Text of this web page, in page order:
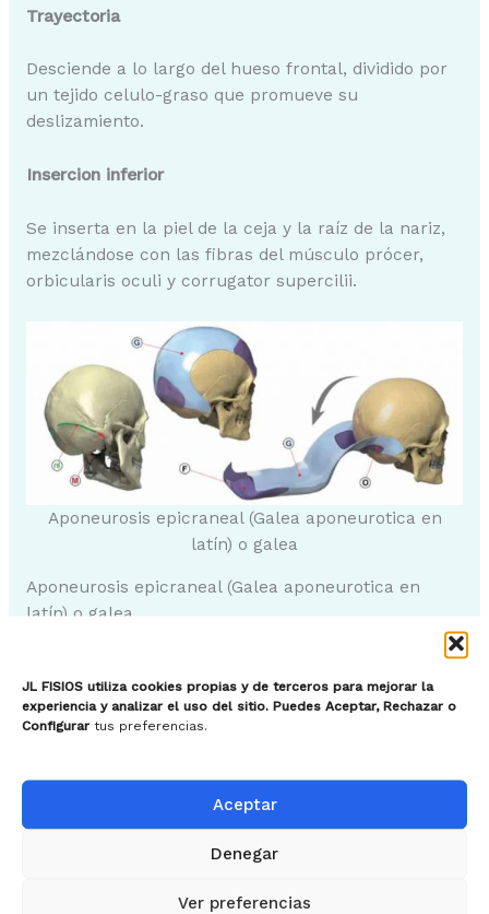
JL FISIOS utiliza cookies propias y de terceros para mejorar la
experiencia y analizar el uso del sitio. Puedes Aceptar, Rechazar o
Configurar tus preferencias.
Aceptar
Denegar
Ver preferencias
Trayectoria
Desciende a lo largo del hueso frontal, dividido por
un tejido celulo-graso que promueve su
deslizamiento.
Insercion inferior
Se inserta en la piel de la ceja y la raíz de la nariz,
mezclándose con las fibras del músculo prócer,
orbicularis oculi y corrugator supercilii.
Aponeurosis epicraneal (Galea aponeurotica en
latín) o galea
Aponeurosis epicraneal (Galea aponeurotica en
latín) o galea
Solo está conectado al hueso en la parte posterior
del cráneo, en la línea nucal superior.
: nervio auricular posterior, una rama del
principalmente de las ramas de las arterias